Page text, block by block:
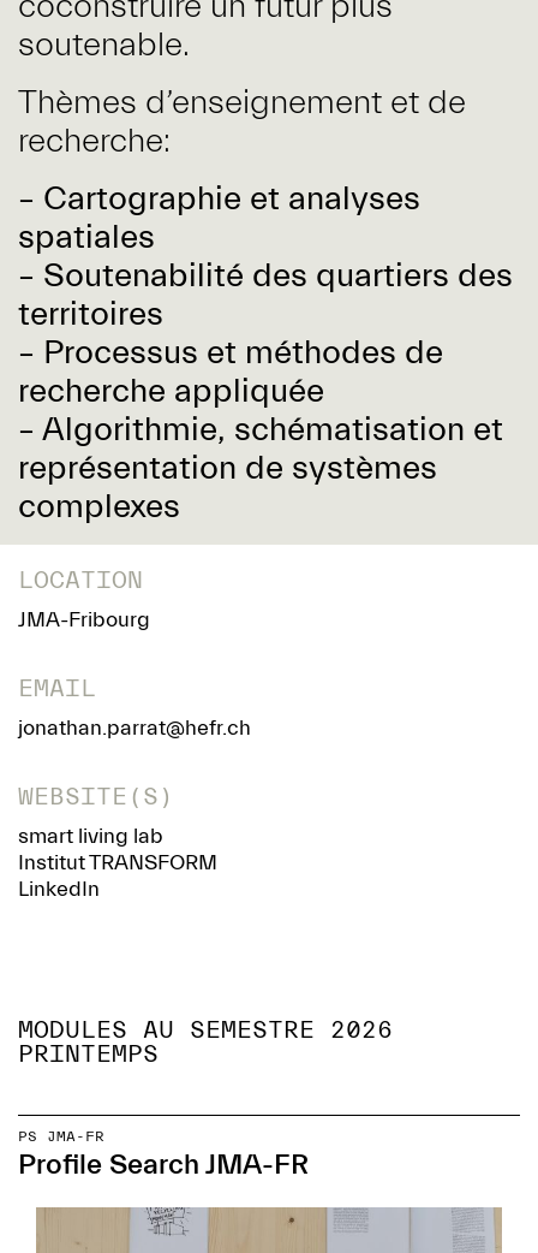
soutenable.
Thèmes d’enseignement et de
recherche:
– Cartographie et analyses
spatiales
– Soutenabilité des quartiers des
territoires
– Processus et méthodes de
recherche appliquée
– Algorithmie, schématisation et
représentation de systèmes
complexes
LOCATION
JMA-Fribourg
EMAIL
jonathan.parrat@hefr.ch
WEBSITE(S)
smart living lab
Institut TRANSFORM
LinkedIn
MODULES AU SEMESTRE 2026
PRINTEMPS
PS JMA-FR
Profile Search JMA-FR